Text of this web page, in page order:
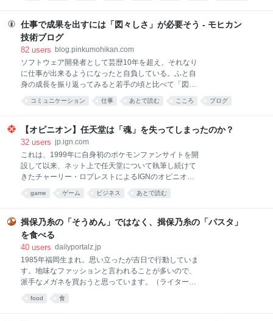
仕事で成果を出すには「図々しさ」が必要そう - モヒカン
技術ブログ
82 users blog.pinkumohikan.com
ソフトウェア開発者として芸歴10年を超え、それなり
に仕事が出来るようになったと自負している。ふと自
身の成長を振り返ってみると若手の頃と比べて「図々
しさ」のようなもののレベルがかなり上がったように
感じている。それについて言語化してみる。 相手の都
頼した仕事の進捗が見えない」——よくある話だろ
う。ここで黙って待つのが丁寧だと考える人もいる
が、成果を出すためにはそれは明確に悪手である。 本
当に他人のせいだとしても、それで自分の仕事が止ま
るなら止まったままにしておいた責任は自分にある。
成果が犠牲になっているのなら、その振る舞いは営利
質問に対する返答が遅いとき。当然の顔をしてリマイ
ンドしよう。「急いでいる」や「返事が無くて困って
いる」を明確に伝えることが
コミュニケーション 仕事 あとで読む こころ ブログ
【オピニオン】任天堂は「魂」を失ってしまったのか？
32 users jp.ign.com
これは、1999年に自身初のポケモンファンサイトを開
設して以来、ネット上で任天堂について執筆し続けて
きたチャーリー・ロプレストによるIGNのオピニオン
記事である。彼はニンテンドーDS Liteを最高の任天堂
ハードと評価しており、クッパ7人衆が再びクッパの
い。 「任天堂はこの男を雇うべきだ！」あわせて読み
たい『ゼルダの伝説 時のオカリナ』のリメイクが正式
発表 情報は少ないながらリンクの姿が解禁、2026年
間は男であれ女であれ、どこにも存在しない。この
「この男を雇え」という叫びのほとんどは、皮肉や嘲
笑を込めて使われるものだ。フレームレートが不安定
でシェーダーのコンパイル画面が挟まるような、
game ゲーム ビジネス あとで読む
揖保乃糸の「そうめん」ではなく、揖保乃糸の「パスタ」
を食べる
40 users dailyportalz.jp
1985年福岡生まれ。思い立ったが吉日で行動していま
す。地味なファッションと言われることが多いので、
派手なメガネを買おうと思っています。（ライター
wiki） 前の記事：かつて日本にも生息していたチョウ
ザメを食べる ＞ 個人サイト ＞note 揖保乃糸とは 本能
food 食